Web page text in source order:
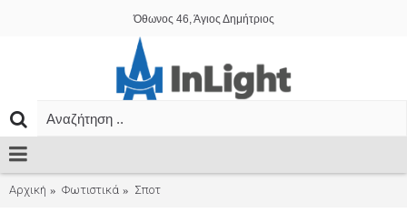
Όθωνος 46, Άγιος Δημήτριος
Αρχική Φωτιστικά Σποτ